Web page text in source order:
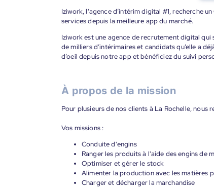
Iziwork, l'agence d’intérim digital #1, recherche
services depuis la meilleure app du marché.
Iziwork est une agence de recrutement digital
de milliers d’intérimaires et candidats qu’elle a
d’oeil depuis notre app et bénéficiez du suivi
À propos de la mission
Pour plusieurs de nos clients à La Rochelle, nous
Vos missions :
Conduite d'engins
Ranger les produits à l'aide des engins de
Optimiser et gérer le stock
Alimenter la production avec les matières
Charger et décharger la marchandise